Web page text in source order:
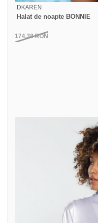
DKAREN
Halat de noapte BONNIE
174,38RON